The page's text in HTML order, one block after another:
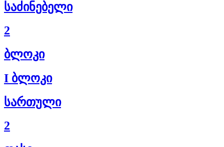
საძინებელი
2
ბლოკი
I ბლოკი
სართული
2